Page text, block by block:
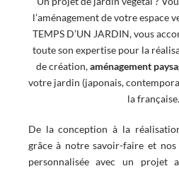
l’aménagement de votre espace
TEMPS D’UN JARDIN, vous
toute son expertise pour la
de création,aménagement
votre jardin (japonais,
la
De la conception à la
grâce à notre savoir-faire et nos
personnalisée avec un projet